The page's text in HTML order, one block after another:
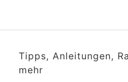
Tipps, Anleitungen,
mehr